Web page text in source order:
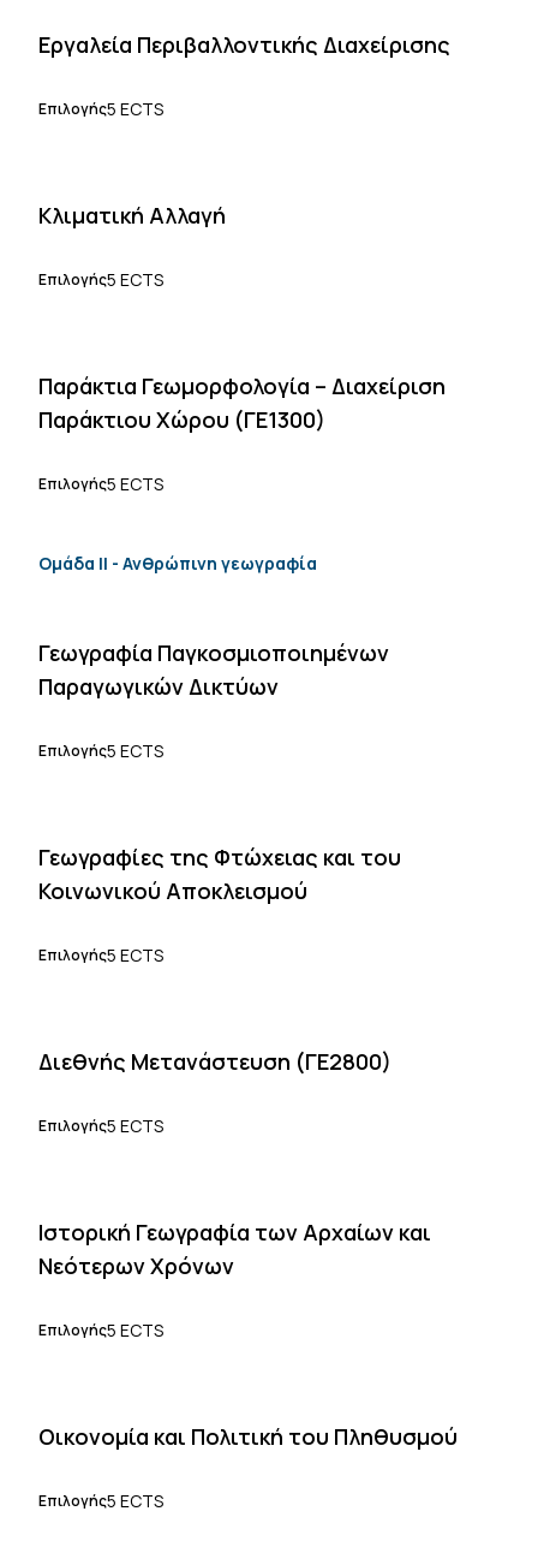
Εργαλεία Περιβαλλοντικής Διαχείρισης
Επιλογής5 ECTS
Κλιματική Αλλαγή
Επιλογής5 ECTS
Παράκτια Γεωμορφολογία – Διαχείριση
Παράκτιου Χώρου (ΓΕ1300)
Επιλογής5 ECTS
Ομάδα ΙΙ - Ανθρώπινη γεωγραφία
Γεωγραφία Παγκοσμιοποιημένων
Παραγωγικών Δικτύων
Επιλογής5 ECTS
Γεωγραφίες της Φτώχειας και του
Κοινωνικού Αποκλεισμού
Επιλογής5 ECTS
Διεθνής Μετανάστευση (ΓΕ2800)
Επιλογής5 ECTS
Ιστορική Γεωγραφία των Αρχαίων και
Νεότερων Χρόνων
Επιλογής5 ECTS
Οικονομία και Πολιτική του Πληθυσμού
Επιλογής5 ECTS